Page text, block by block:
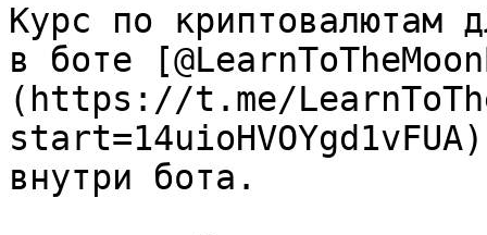
Курс по криптовалютам
в боте
(https://t.me/
внутри бота.